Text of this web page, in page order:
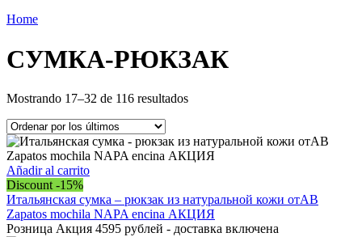
Home
СУМКА-РЮКЗАК
Mostrando 17–32 de 116 resultadosOrdenado
últimos
Añadir al carrito
Discount -15%
Итальянская сумка – рюкзак из натуральной кожи отAB
Zapatos mochila NAPA encina АКЦИЯ
Розница Акция 4595 рублей - доставка включена